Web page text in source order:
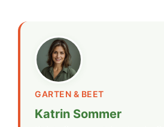
GARTEN & BEET
Katrin Sommer